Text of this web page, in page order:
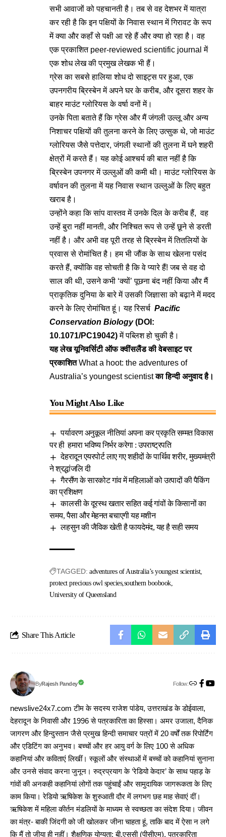
सभी आवाजों को पहचानती है। तब से वह देशभर में यात्रा
कर रही है कि इन पक्षियों के निवास स्थान में गिरावट के रूप
में क्या और कहाँ से पक्षी आ रहे हैं और क्या हो रहा है। वह
एक प्रकाशित peer-reviewed scientific journal में
एक शोध लेख की प्रमुख लेखक भी हैं।
ग्रेस का सबसे हालिया शोध दो साइट्स पर हुआ, एक
उपनगरीय ब्रिस्बेन में अपने घर के करीब, और दूसरा शहर के
बाहर माउंट ग्लोरियस के वर्षा वनों में।
उनके पिता बताते हैं कि ग्रेस और मैं जंगली उल्लू और अन्य
निशाचर पक्षियों की तुलना करने के लिए उत्सुक थे, जो माउंट
ग्लोरियस जैसे पत्तेदार, जंगली स्थानों की तुलना में घने शहरी
क्षेत्रों में करते हैं। यह कोई आश्चर्य की बात नहीं है कि
ब्रिस्बेन उपनगर में उल्लुओं की कमी थी। माउंट ग्लोरियस के
वर्षावन की तुलना में यह निवास स्थान उल्लुओं के लिए बहुत
खराब है।
उन्होंने कहा कि सांप वास्तव में उनके दिल के करीब हैं, वह
उन्हें बुरा नहीं मानती, और निश्चित रूप से उन्हें छूने से डरती
नहीं है। और अभी वह पूरी तरह से ब्रिस्बेन में तितलियों के
प्रवास से रोमांचित है। हम भी जौंक के साथ खेलना पसंद
करते हैं, क्योंकि वह सोचती है कि वे प्यारे हैं! जब से वह दो
साल की थी, उसने कभी ‘क्यों’ पूछना बंद नहीं किया और मैं
प्राकृतिक दुनिया के बारे में उसकी जिज्ञासा को बढ़ाने में मदद
करने के लिए रोमांचित हूं। यह रिसर्च Pacific
Conservation Biology(DOI:
10.1071/PC19042)में पब्लिश हो चुकी है।
यह लेख यूनिवर्सिटी ऑफ क्वींसलैंड की वेबसाइटपर
प्रकाशितWhat a hoot: the adventures of
Australia’s youngest scientistका हिन्दी अनुवाद है।
You Might Also Like
पर्यावरण अनुकूल नीतियां अपना कर प्रकृति सम्मत विकास
पर ही हमारा भविष्य निर्भर करेगा : उपराष्ट्रपति
देहरादून एयरपोर्ट लाए गए शहीदों के पार्थिव शरीर, मुख्यमंत्री
ने श्रद्धांजलि दी
गैरसैंण के सारकोट गांव में महिलाओं को उत्पादों की पैकिंग
का प्रशिक्षण
कालसी के दूरस्थ खतार सहित कई गांवों के किसानों का
समय, पैसा और मेहनत बचाएगी यह मशीन
लहसुन की जैविक खेती है फायदेमंद, यह है सही समय
TAGGED: adventures of Australia’s youngest scientist
protect precious owl species southern boobook
University of Queensland
Share This Article
ByRajesh Pandey Follow:
newslive24x7.com टीम के सदस्य राजेश पांडेय, उत्तराखंड के डोईवाला,
देहरादून के निवासी और 1996 से पत्रकारिता का हिस्सा। अमर उजाला, दैनिक
जागरण और हिन्दुस्तान जैसे प्रमुख हिन्दी समाचार पत्रों में 20 वर्षों तक रिपोर्टिंग
और एडिटिंग का अनुभव। बच्चों और हर आयु वर्ग के लिए 100 से अधिक
कहानियां और कविताएं लिखीं। स्कूलों और संस्थाओं में बच्चों को कहानियां सुनाना
और उनसे संवाद करना जुनून। रुद्रप्रयाग के ‘रेडियो केदार’ के साथ पहाड़ के
गांवों की अनकही कहानियां लोगों तक पहुंचाईं और सामुदायिक जागरूकता के लिए
काम किया। रेडियो ऋषिकेश के शुरुआती दौर में लगभग छह माह सेवाएं दीं।
ऋषिकेश में महिला कीर्तन मंडलियों के माध्यम से स्वच्छता का संदेश दिया। जीवन
का मंत्र- बाकी जिंदगी को जी खोलकर जीना चाहता हूं, ताकि बाद में ऐसा न लगे
कि मैं तो जीया ही नहीं। शैक्षणिक योग्यता: बी.एससी (पीसीएम), पत्रकारिता